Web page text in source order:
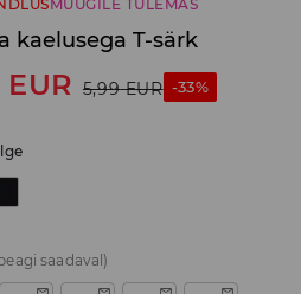
MÜÜGILE TULEMAS
kaelusega T-särk
EUR 5,99 EUR -33%
saadaval)